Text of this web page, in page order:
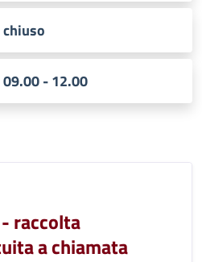
chiuso
09.00 - 12.00
raccolta
a chiamata